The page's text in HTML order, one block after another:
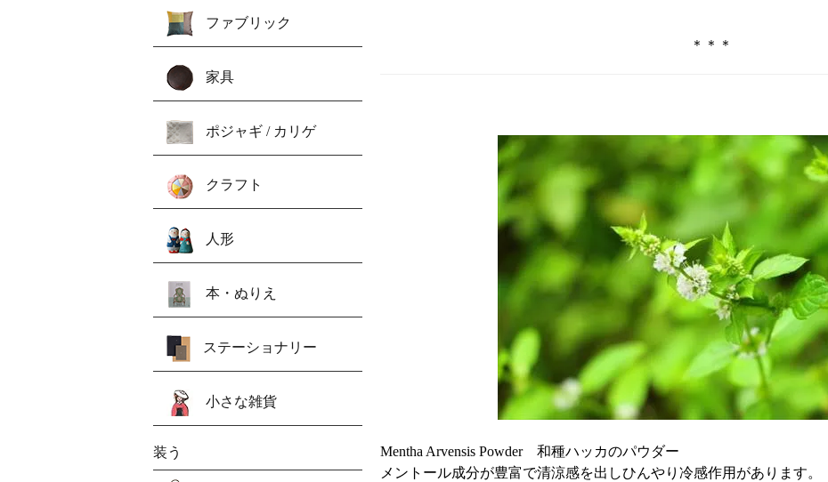
＊＊＊
Mentha Arvensis Powder 和種ハッカのパウダー
メントール成分が豊富で清涼感を出しひんやり冷感作用があります。
ファブリック
家具
ポジャギ / カリゲ
クラフト
人形
本・ぬりえ
ステーショナリー
小さな雑貨
装う